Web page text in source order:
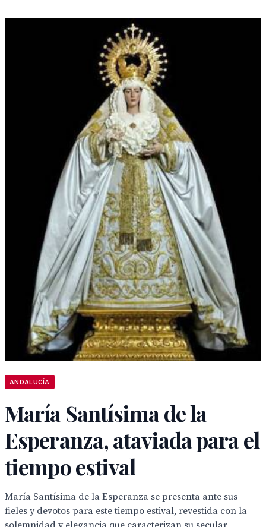
ANDALUCÍA
María Santísima de la
Esperanza, ataviada para el
tiempo estival
María Santísima de la Esperanza se presenta ante sus
fieles y devotos para este tiempo estival, revestida con la